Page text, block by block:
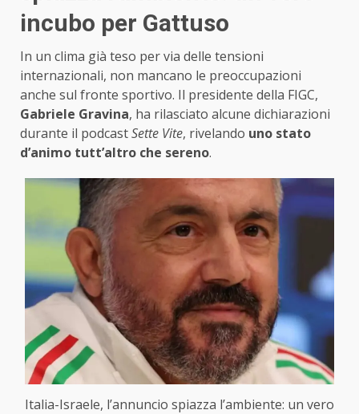
incubo per Gattuso
In un clima già teso per via delle tensioni
internazionali, non mancano le preoccupazioni
anche sul fronte sportivo. Il presidente della FIGC,
Gabriele Gravina, ha rilasciato alcune dichiarazioni
durante il podcastSette Vite, rivelando uno stato
d’animo tutt’altro che sereno.
Italia-Israele, l’annuncio spiazza l’ambiente: un vero